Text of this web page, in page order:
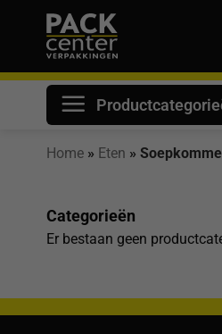
Home » Eten »
Categorieën
Er bestaan geen